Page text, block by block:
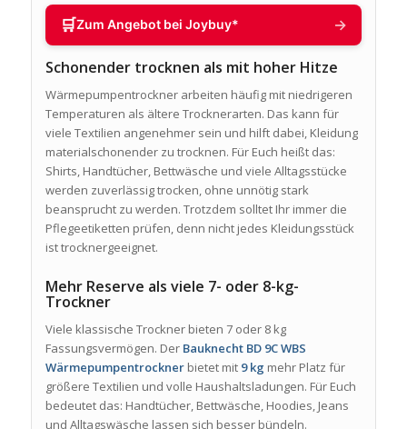
🛒Zum Angebot bei Joybuy* →
Schonender trocknen als mit hoher Hitze
Wärmepumpentrockner arbeiten häufig mit niedrigeren
Temperaturen als ältere Trocknerarten. Das kann für
viele Textilien angenehmer sein und hilft dabei, Kleidung
materialschonender zu trocknen. Für Euch heißt das:
Shirts, Handtücher, Bettwäsche und viele Alltagsstücke
werden zuverlässig trocken, ohne unnötig stark
beansprucht zu werden. Trotzdem solltet Ihr immer die
Pflegeetiketten prüfen, denn nicht jedes Kleidungsstück
ist trocknergeeignet.
Mehr Reserve als viele 7- oder 8-kg-
Trockner
Viele klassische Trockner bieten 7 oder 8 kg
Fassungsvermögen. Der Bauknecht BD 9C WBS
Wärmepumpentrocknerbietet mit 9 kg mehr Platz für
größere Textilien und volle Haushaltsladungen. Für Euch
bedeutet das: Handtücher, Bettwäsche, Hoodies, Jeans
und Alltagswäsche lassen sich besser bündeln.